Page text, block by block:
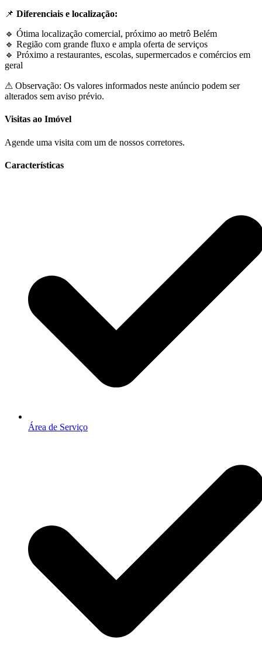
📌 Diferenciais e localização:
🔹 Ótima localização comercial, próximo ao metrô Belém
🔹 Região com grande fluxo e ampla oferta de serviços
🔹 Próximo a restaurantes, escolas, supermercados e comércios em
geral
⚠ Observação: Os valores informados neste anúncio podem ser
alterados sem aviso prévio.
Visitas ao Imóvel
Agende uma visita com um de nossos corretores.
Características
Área de Serviço